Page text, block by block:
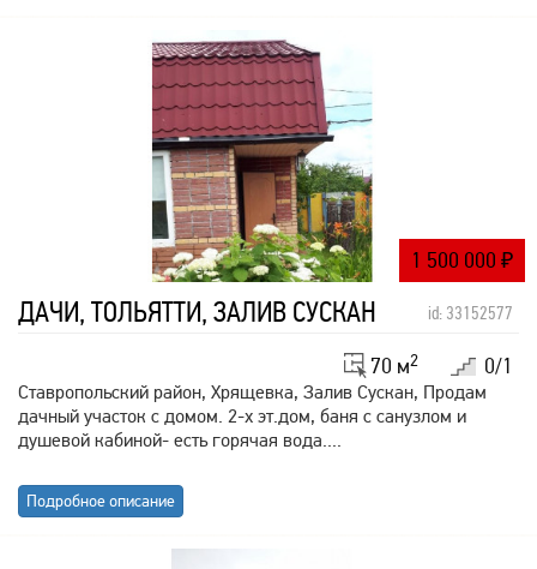
1 500 000 ₽
ДАЧИ, ТОЛЬЯТТИ, ЗАЛИВ СУСКАН id: 33152577
0/1
70 м2
Ставропольский район, Хрящевка, Залив Сускан, Продам
дачный участок с домом. 2-х эт.дом, баня с санузлом и
душевой кабиной- есть горячая вода....
Подробное описание